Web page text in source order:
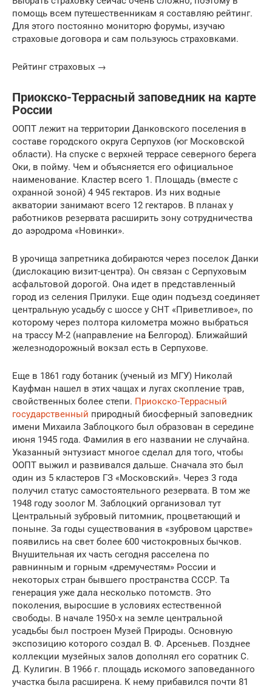
помощь всем путешественникам я составляю рейтинг.
Для этого постоянно мониторю форумы, изучаю
страховые договора и сам пользуюсь страховками.
Рейтинг страховых →
Приокско-Террасный заповедник на карте
России
ООПТ лежит на территории Данковского поселения в
составе городского округа Серпухов (юг Московской
области). На спуске с верхней террасе северного берега
Оки, в пойму. Чем и объясняется его официальное
наименование. Кластер всего 1. Площадь (вместе с
охранной зоной) 4 945 гектаров. Из них водные
акватории занимают всего 12 гектаров. В планах у
работников резервата расширить зону сотрудничества
до аэродрома «Новинки».
В урочища запретника добираются через поселок Данки
(дислокацию визит-центра). Он связан с Серпуховым
асфальтовой дорогой. Она идет в представленный
город из селения Прилуки. Еще один подъезд соединяет
центральную усадьбу с шоссе у СНТ «Приветливое», по
которому через полтора километра можно выбраться
на трассу М-2 (направление на Белгород). Ближайший
железнодорожный вокзал есть в Серпухове.
Еще в 1861 году ботаник (ученый из МГУ) Николай
Кауфман нашел в этих чащах и лугах скопление трав,
свойственных более степи. Приокско-Террасный
государственный природный биосферный заповедник
имени Михаила Заблоцкого был образован в середине
июня 1945 года. Фамилия в его названии не случайна.
Указанный энтузиаст многое сделал для того, чтобы
ООПТ выжил и развивался дальше. Сначала это был
один из 5 кластеров ГЗ «Московский». Через 3 года
получил статус самостоятельного резервата. В том же
1948 году зоолог М. Заблоцкий организовал тут
Центральный зубровый питомник, процветающий и
поныне. За годы существования в «зубровом царстве»
появились на свет более 600 чистокровных бычков.
Внушительная их часть сегодня расселена по
равнинным и горным «дремучестям» России и
некоторых стран бывшего пространства СССР. Та
генерация уже дала несколько потомств. Это
поколения, выросшие в условиях естественной
свободы. В начале 1950-х на земле центральной
усадьбы был построен Музей Природы. Основную
экспозицию которого создал В. Ф. Арсеньев. Позднее
коллекции музейных залов дополнял его соратник С.
Д. Кулигин. В 1966 г. площадь искомого заповеданного
участка была расширена. К нему прибавился почти 81